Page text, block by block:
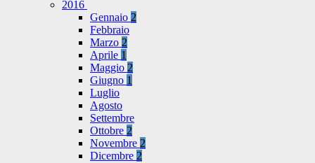
2016
Gennaio 2
Febbraio
Marzo 2
Aprile 1
Maggio 2
Giugno 1
Luglio
Agosto
Settembre
Ottobre 2
Novembre 2
Dicembre 2